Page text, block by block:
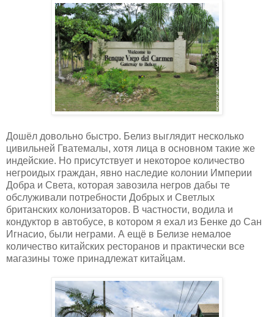
Дошёл довольно быстро. Белиз выглядит несколько
цивильней Гватемалы, хотя лица в основном такие же
индейские. Но присутствует и некоторое количество
негроидых граждан, явно наследие колонии Империи
Добра и Света, которая завозила негров дабы те
обслуживали потребности Добрых и Светлых
британских колонизаторов. В частности, водила и
кондуктор в автобусе, в котором я ехал из Бенке до Сан
Игнасио, были неграми. А ещё в Белизе немалое
количество китайских ресторанов и практически все
магазины тоже принадлежат китайцам.